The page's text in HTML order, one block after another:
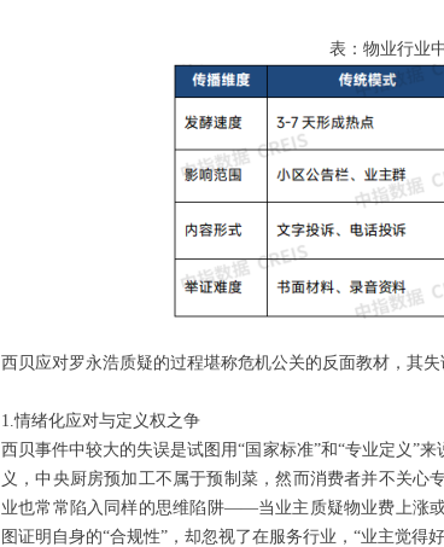
表：物业行业
西贝应对罗永浩质疑的过程堪称危机公关的反面教材，其
1.情绪化应对与定义权之争
西贝事件中较大的失误是试图用“国家标准”和“专业定义”
义，中央厨房预加工不属于预制菜，然而消费者并不关
业也常常陷入同样的思维陷阱——当业主质疑物业费上涨
图证明自身的“合规性”，却忽视了在服务行业，“业主觉得